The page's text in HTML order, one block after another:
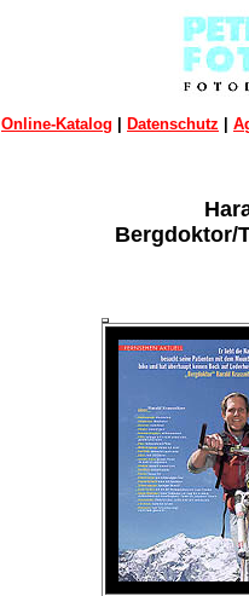
Online-Katalog | Datenschutz |
Bergdoktor/